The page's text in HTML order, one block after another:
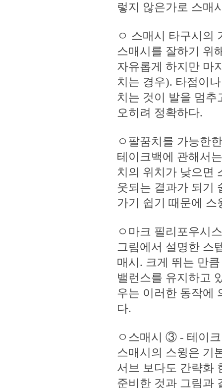
렇지 않은가로 스매
ㅇ 스매시 타구시의
스매시를 잘하기 위
자유롭게 하지만 마
치는 경우). 타점이
치는 것이 발을 멈추
오히려 정확하다.
ㅇ팔꿈치를 가능한
테이크백에 관해서
치의 위치가 낮으면
웃되는 결과가 되기
가기 쉽기 때문에
ㅇ마크 필리포우시
그림에서 설명한 스
매시. 크게 뛰는 만
밸런스를 유지하고
우는 이러한 동작에
다.
ㅇ스매시 ③ - 테이
스매시의 스윙은 기
서브 보다도 간략화
준비한 것과 그림과